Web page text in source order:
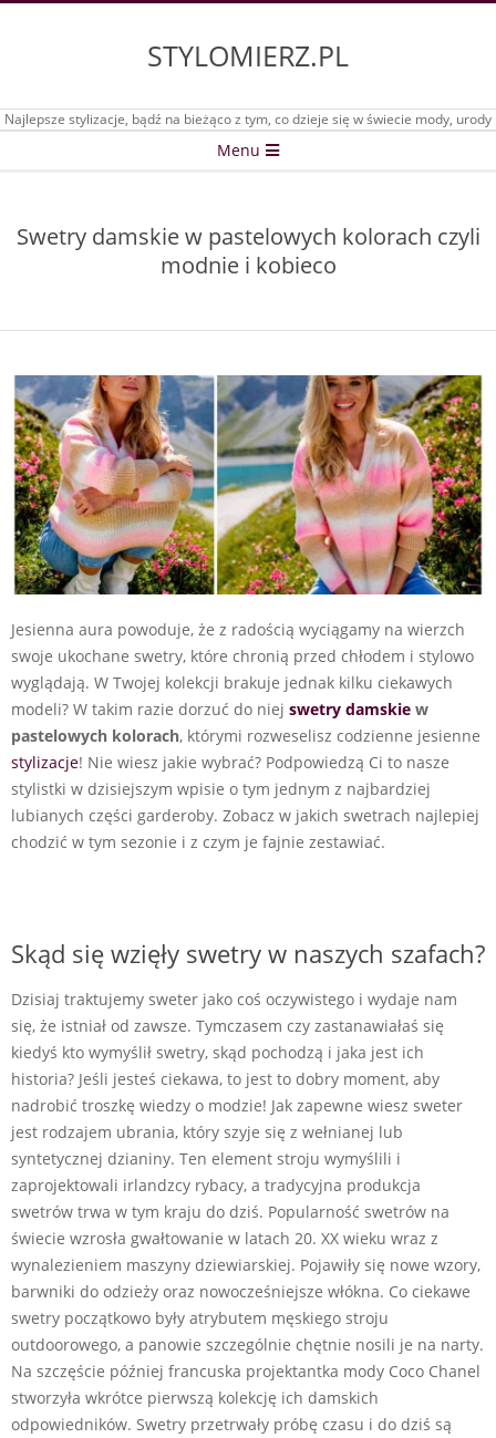
STYLOMIERZ.PL
Najlepsze stylizacje, bądź na bieżąco z tym, co dzieje się w świecie mody, urody
Menu
Swetry damskie w pastelowych kolorach czyli
modnie i kobieco
Jesienna aura powoduje, że z radością wyciągamy na wierzch
swoje ukochane swetry, które chronią przed chłodem i stylowo
wyglądają. W Twojej kolekcji brakuje jednak kilku ciekawych
modeli? W takim razie dorzuć do niej swetry damskie w
pastelowych kolorach, którymi rozweselisz codzienne jesienne
stylizacje! Nie wiesz jakie wybrać? Podpowiedzą Ci to nasze
stylistki w dzisiejszym wpisie o tym jednym z najbardziej
lubianych części garderoby. Zobacz w jakich swetrach najlepiej
chodzić w tym sezonie i z czym je fajnie zestawiać.
Skąd się wzięły swetry w naszych szafach?
Dzisiaj traktujemy sweter jako coś oczywistego i wydaje nam
się, że istniał od zawsze. Tymczasem czy zastanawiałaś się
kiedyś kto wymyślił swetry, skąd pochodzą i jaka jest ich
historia? Jeśli jesteś ciekawa, to jest to dobry moment, aby
nadrobić troszkę wiedzy o modzie! Jak zapewne wiesz sweter
jest rodzajem ubrania, który szyje się z wełnianej lub
syntetycznej dzianiny. Ten element stroju wymyślili i
zaprojektowali irlandzcy rybacy, a tradycyjna produkcja
swetrów trwa w tym kraju do dziś. Popularność swetrów na
świecie wzrosła gwałtowanie w latach 20. XX wieku wraz z
wynalezieniem maszyny dziewiarskiej. Pojawiły się nowe wzory,
barwniki do odzieży oraz nowocześniejsze włókna. Co ciekawe
swetry początkowo były atrybutem męskiego stroju
outdoorowego, a panowie szczególnie chętnie nosili je na narty.
Na szczęście później francuska projektantka mody Coco Chanel
stworzyła wkrótce pierwszą kolekcję ich damskich
odpowiedników. Swetry przetrwały próbę czasu i do dziś są